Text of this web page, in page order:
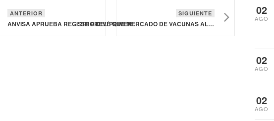
ANTERIOR
ANVISA APRUEBA REGISTRO DEL PRIMER PRODUCTO DE TERAPIA GÉNICA PARA LA DISTROFIA MUSCULAR DE DUCHENNE
SIGUIENTE
SE PREVÉ QUE MERCADO DE VACUNAS ALCANCE UN VALOR DE 64,180 MDD EN 2031
02
AGO
02
AGO
02
AGO